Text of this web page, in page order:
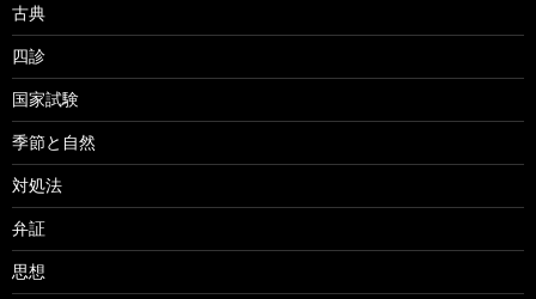
古典
四診
国家試験
季節と自然
対処法
弁証
思想